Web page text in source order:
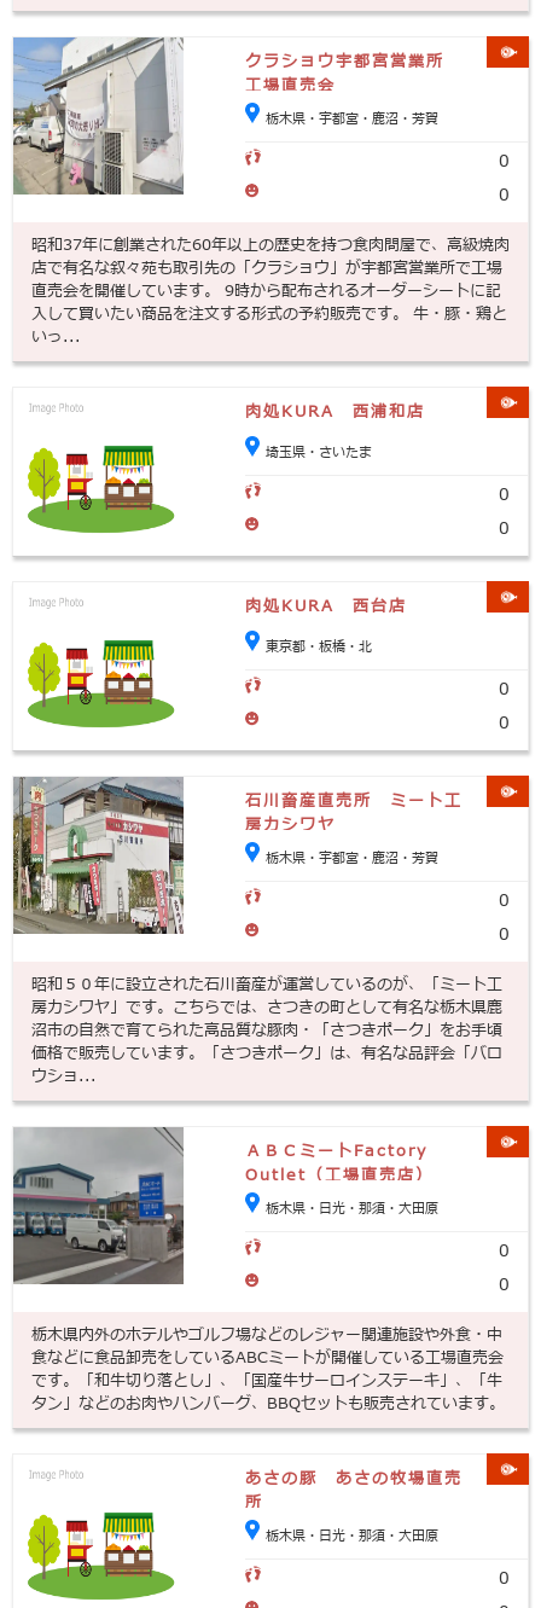
クラショウ宇都宮営業所
工場直売会
栃木県・宇都宮・鹿沼・芳賀
0
0
昭和37年に創業された60年以上の歴史を持つ食肉問屋で、高級焼肉
店で有名な叙々苑も取引先の「クラショウ」が宇都宮営業所で工場
直売会を開催しています。 9時から配布されるオーダーシートに記
入して買いたい商品を注文する形式の予約販売です。 牛・豚・鶏と
いっ...
肉処KURA 西浦和店
埼玉県・さいたま
0
0
肉処KURA 西台店
東京都・板橋・北
0
0
石川畜産直売所 ミート工
房カシワヤ
栃木県・宇都宮・鹿沼・芳賀
0
0
昭和５０年に設立された石川畜産が運営しているのが、「ミート工
房カシワヤ」です。こちらでは、さつきの町として有名な栃木県鹿
沼市の自然で育てられた高品質な豚肉・「さつきポーク」をお手頃
価格で販売しています。「さつきポーク」は、有名な品評会「バロ
ウショ...
ＡＢＣミートFactory
Outlet（工場直売店）
栃木県・日光・那須・大田原
0
0
栃木県内外のホテルやゴルフ場などのレジャー関連施設や外食・中
食などに食品卸売をしているABCミートが開催している工場直売会
です。「和牛切り落とし」、「国産牛サーロインステーキ」、「牛
タン」などのお肉やハンバーグ、BBQセットも販売されています。
あさの豚 あさの牧場直売
所
栃木県・日光・那須・大田原
0